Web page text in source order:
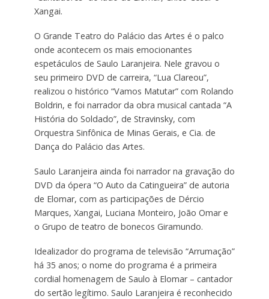
Xangai.
O Grande Teatro do Palácio das Artes é o palco
onde acontecem os mais emocionantes
espetáculos de Saulo Laranjeira. Nele gravou o
seu primeiro DVD de carreira, “Lua Clareou”,
realizou o histórico “Vamos Matutar” com Rolando
Boldrin, e foi narrador da obra musical cantada “A
História do Soldado”, de Stravinsky, com
Orquestra Sinfônica de Minas Gerais, e Cia. de
Dança do Palácio das Artes.
Saulo Laranjeira ainda foi narrador na gravação do
DVD da ópera “O Auto da Catingueira” de autoria
de Elomar, com as participações de Dércio
Marques, Xangai, Luciana Monteiro, João Omar e
o Grupo de teatro de bonecos Giramundo.
Idealizador do programa de televisão “Arrumação”
há 35 anos; o nome do programa é a primeira
cordial homenagem de Saulo à Elomar – cantador
do sertão legítimo. Saulo Laranjeira é reconhecido